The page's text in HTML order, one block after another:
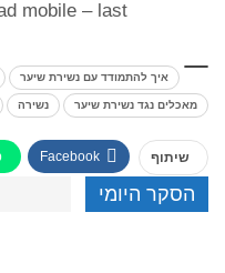
איך להתמודד עם נשירת שיער
מאכלים נגד נשירת שיער נשירה
שיתוף Facebook
הסקר היומי